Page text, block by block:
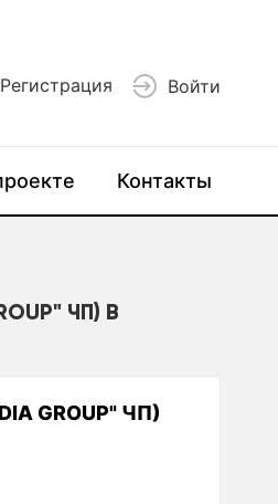
Регистрация Войти
Контакты
ЧП) В
GROUP" ЧП)